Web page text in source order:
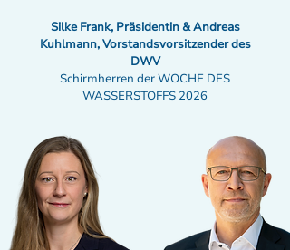
Silke Frank, Präsidentin & Andreas
Kuhlmann, Vorstandsvorsitzender des
DWV
Schirmherren der WOCHE DES
WASSERSTOFFS 2026